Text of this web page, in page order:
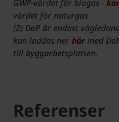
GWP-värdet för biogas -
värdet för naturgas
(2) DoP är endast
kan laddas ner här med
till byggarbetsplatsen.
Referenser